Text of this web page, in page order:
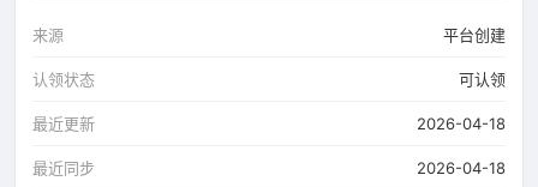
来源 平台创建
认领状态 可认领
最近更新 2026-04-18
最近同步 2026-04-18